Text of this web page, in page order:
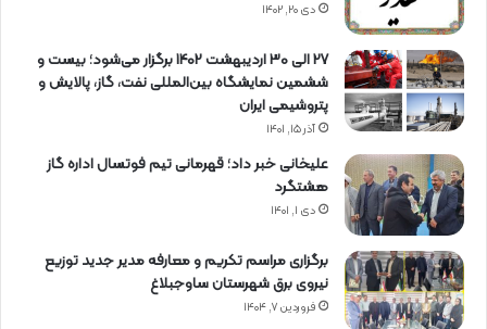
دی ۲۰, ۱۴۰۲
27 الی 30 اردیبهشت 1402 برگزار می‌شود؛ بیست و
ششمین نمایشگاه بین‌المللی نفت، گاز، پالایش و
پتروشیمی ایران
آذر ۱۵, ۱۴۰۱
علیخانی خبر داد؛ قهرمانی تیم فوتسال اداره گاز
هشتگرد
دی ۱, ۱۴۰۱
برگزاری مراسم تكریم و معارفه مدیر جدید توزیع
نیروی برق شهرستان ساوجبلاغ
فروردین ۷, ۱۴۰۴